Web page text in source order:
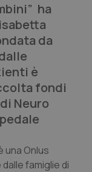
ha
da
è
fondi
Neuro
una Onlus
famiglie di